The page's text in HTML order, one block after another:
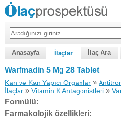
Anasayfa İlaçlar İlaç Ara
Warfmadin 5 Mg 28 Tablet
Kan ve Kan Yapıcı Organlar »
İlaçlar » Vitamin K Antagonistleri »
Formülü:
Farmakolojik özellikleri: